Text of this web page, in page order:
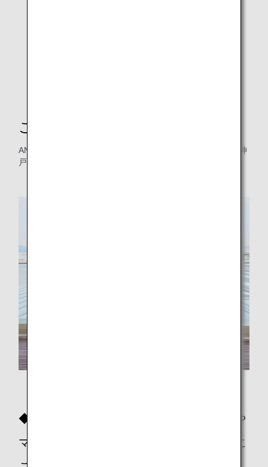
ご担当者にインタビュー
ANA神戸空港所長の谷さんと、本件ご担当のANA神戸空港 神
戸事業部の小川さん・安藤さんにお話をうかがいました。
◆数ある社会貢献活動の中で、缶バッジや
マグネット製作・ガチャガチャでの販売に